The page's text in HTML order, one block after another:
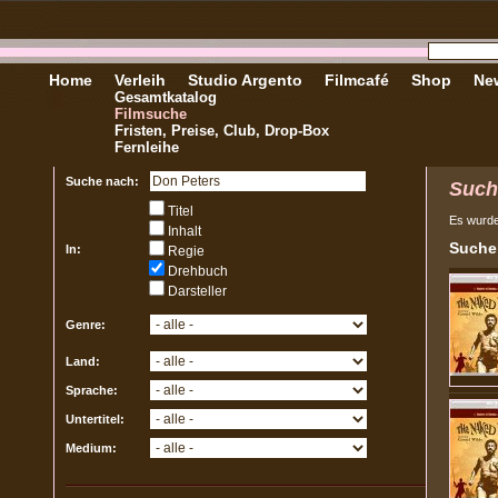
Home Verleih
Gesamtkatalog
Filmsuche
Fristen, Preise, Club, Drop-Box
Fernleihe
Studio Argento Filmcafé Shop
Suche nach:
In:
Titel
Inhalt
Regie
Drehbuch
Darsteller
Genre:
Land:
Sprache:
Untertitel:
Medium:
Es